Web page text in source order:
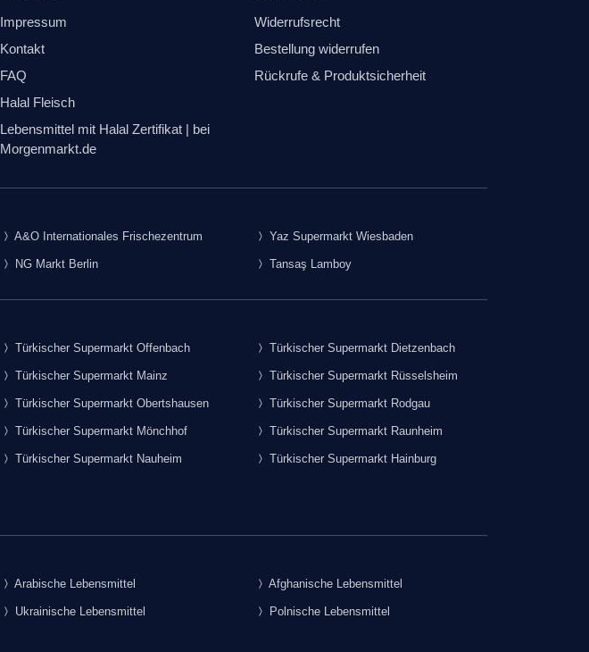
Impressum
Kontakt
FAQ
Halal Fleisch
Lebensmittel mit Halal Zertifikat | bei
Morgenmarkt.de
Widerrufsrecht
Bestellung widerrufen
Rückrufe & Produktsicherheit
A&O Internationales Frischezentrum Yaz Supermarkt Wiesbaden
NG Markt Berlin Tansaş Lamboy
Türkischer Supermarkt Offenbach Türkischer Supermarkt Dietzenbach
Türkischer Supermarkt Mainz Türkischer Supermarkt Rüsselsheim
Türkischer Supermarkt Obertshausen Türkischer Supermarkt Rodgau
Türkischer Supermarkt Mönchhof Türkischer Supermarkt Raunheim
Türkischer Supermarkt Nauheim Türkischer Supermarkt Hainburg
Arabische Lebensmittel Afghanische Lebensmittel
Ukrainische Lebensmittel Polnische Lebensmittel